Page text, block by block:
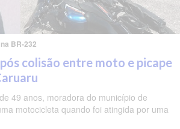
BR-232
colisão entre moto e picape
49 anos, moradora do município de
motocicleta quando foi atingida por uma